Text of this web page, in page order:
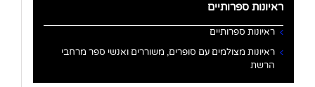
ראיונות ספרותיים
ראיונות ספרותיים
ראיונות מצולמים עם סופרים, משוררים ואנשי ספר מרחבי
הרשת